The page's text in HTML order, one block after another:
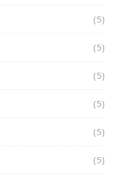
(5)
(5)
(5)
(5)
(5)
(5)